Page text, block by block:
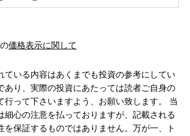
価格表示に関して
ている内容はあくまでも投資の参考にしてい
あり、実際の投資にあたっては読者ご自身の
行って下さいますよう、お願い致します。 当
細心の注意を払っておりますが、記載される
を保証するものではありません。万が一、ト